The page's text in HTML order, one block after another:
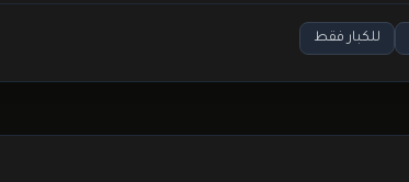
للكبار فقط